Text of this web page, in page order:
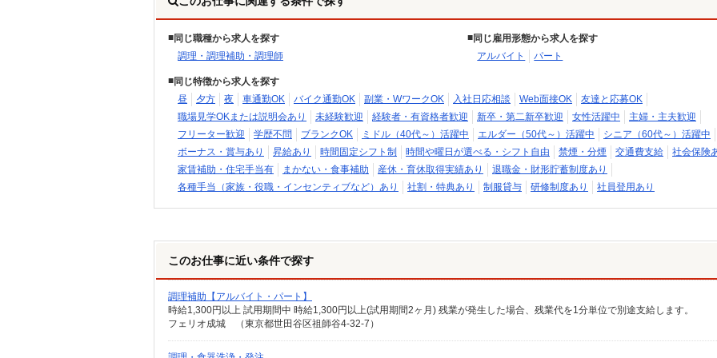
同じ職種から求人を探す
調理・調理補助・調理師
同じ雇用形態から求人を探す
アルバイト
パート
同じ特徴から求人を探す
昼
夕方 夜 車通勤OK バイク通勤OK 副業・WワークOK 入社日応相談 Web面接OK
友達と応募OK
職場見学OKまたは説明会あり
未経験歓迎 経験者・有資格者歓迎 新卒・第二新卒歓迎 女性活躍中
主婦・主夫歓迎
フリーター歓迎
学歴不問 ブランクOK ミドル（40代～）活躍中 エルダー（50代～）活躍中
シニア（60代～）活躍中
ボーナス・賞与あり
昇給あり 時間固定シフト制 時間や曜日が選べる・シフト自由 禁煙・分煙 交通費支給
社会保険
家賃補助・住宅手当有
まかない・食事補助 産休・育休取得実績あり
退職金・財形貯蓄制度あり
各種手当（家族・役職・インセンティブなど）あり
社割・特典あり 制服貸与 研修制度あり 社員登用あり
このお仕事に近い条件で探す
調理補助【アルバイト・パート】
時給1,300円以上 試用期間中 時給1,300円以上(試用期間2ヶ月) 残業が発生した場合、残業代を1分単位で別途支給します。
フェリオ成城 （東京都世田谷区祖師谷4-32-7）